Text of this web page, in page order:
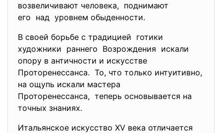
возвеличивают человека, поднимают
его над уровнем обыденности.
В своей борьбе с традицией готики
художники раннего Возрождения искали
опору в античности и искусстве
Проторенессанса. То, что только интуитивно,
на ощупь искали мастера
Проторенессанса, теперь основывается на
точных знаниях.
Итальянское искусство XV века отличается